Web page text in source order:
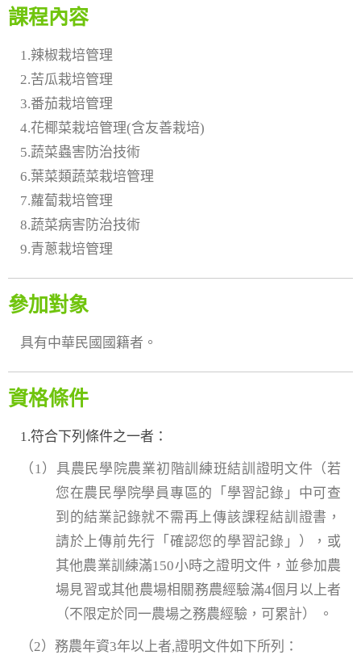
課程內容
1.辣椒栽培管理
2.苦瓜栽培管理
3.番茄栽培管理
4.花椰菜栽培管理(含友善栽培)
5.蔬菜蟲害防治技術
6.葉菜類蔬菜栽培管理
7.蘿蔔栽培管理
8.蔬菜病害防治技術
9.青蔥栽培管理
參加對象
具有中華民國國籍者。
資格條件
1.符合下列條件之一者：
（1）具農民學院農業初階訓練班結訓證明文件（若
您在農民學院學員專區的「學習記錄」中可查
到的結業記錄就不需再上傳該課程結訓證書，
請於上傳前先行「確認您的學習記錄」），或
其他農業訓練滿150小時之證明文件，並參加農
場見習或其他農場相關務農經驗滿4個月以上者
（不限定於同一農場之務農經驗，可累計） 。
（2）務農年資3年以上者,證明文件如下所列：